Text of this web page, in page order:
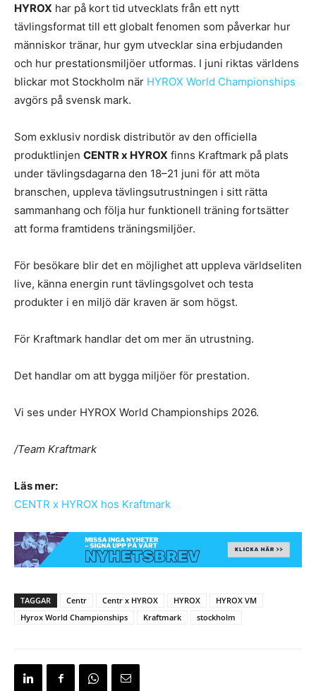
HYROX har på kort tid utvecklats från ett nytt
tävlingsformat till ett globalt fenomen som påverkar hur
människor tränar, hur gym utvecklar sina erbjudanden
och hur prestationsmiljöer utformas. I juni riktas världens
blickar mot Stockholm när HYROX World Championships
avgörs på svensk mark.
Som exklusiv nordisk distributör av den officiella
produktlinjen CENTR x HYROX finns Kraftmark på plats
under tävlingsdagarna den 18–21 juni för att möta
branschen, uppleva tävlingsutrustningen i sitt rätta
sammanhang och följa hur funktionell träning fortsätter
att forma framtidens träningsmiljöer.
För besökare blir det en möjlighet att uppleva världseliten
live, känna energin runt tävlingsgolvet och testa
produkter i en miljö där kraven är som högst.
För Kraftmark handlar det om mer än utrustning.
Det handlar om att bygga miljöer för prestation.
Vi ses under HYROX World Championships 2026.
/Team Kraftmark
Läs mer:
CENTR x HYROX hos Kraftmark
TAGGAR Centr Centr x HYROX HYROX
HYROX VM
Hyrox World Championships
Kraftmark stockholm